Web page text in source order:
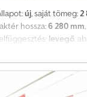
új, saját tömeg:2
hossza:6 280 mm
levegő,
fék, 2 db soros
db belső világítás,
tévedések és